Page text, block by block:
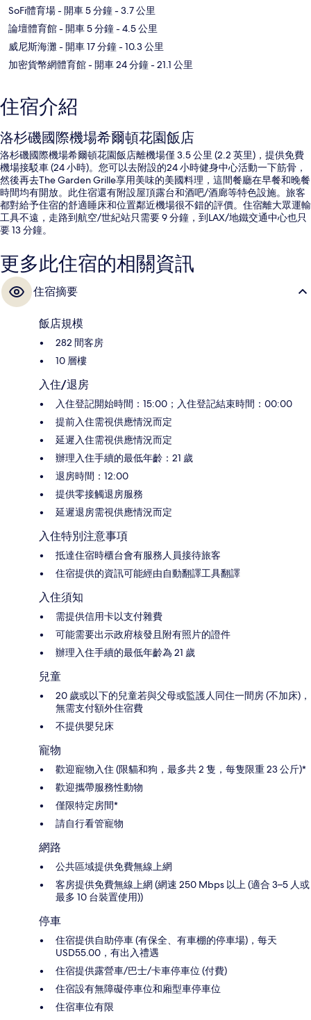
SoFi體育場- 開車 5 分鐘- 3.7 公里
論壇體育館- 開車 5 分鐘- 4.5 公里
威尼斯海灘- 開車 17 分鐘- 10.3 公里
加密貨幣網體育館- 開車 24 分鐘- 21.1 公里
住宿介紹
洛杉磯國際機場希爾頓花園飯店
洛杉磯國際機場希爾頓花園飯店離機場僅 3.5 公里 (2.2 英里)，提供免費
機場接駁車 (24 小時)。您可以去附設的24 小時健身中心活動一下筋骨，
然後再去The Garden Grille享用美味的美國料理，這間餐廳在早餐和晚餐
時間均有開放。此住宿還有附設屋頂露台和酒吧/酒廊等特色設施。旅客
都對給予住宿的舒適睡床和位置鄰近機場很不錯的評價。住宿離大眾運輸
工具不遠，走路到航空/世紀站只需要 9 分鐘，到LAX/地鐵交通中心也只
要 13 分鐘。
更多此住宿的相關資訊
住宿摘要
飯店規模
282 間客房
10 層樓
入住/退房
入住登記開始時間：15:00；入住登記結束時間：00:00
提前入住需視供應情況而定
延遲入住需視供應情況而定
辦理入住手續的最低年齡：21 歲
退房時間：12:00
提供零接觸退房服務
延遲退房需視供應情況而定
入住特別注意事項
抵達住宿時櫃台會有服務人員接待旅客
住宿提供的資訊可能經由自動翻譯工具翻譯
入住須知
需提供信用卡以支付雜費
可能需要出示政府核發且附有照片的證件
辦理入住手續的最低年齡為 21 歲
兒童
20 歲或以下的兒童若與父母或監護人同住一間房 (不加床)，
無需支付額外住宿費
不提供嬰兒床
寵物
歡迎寵物入住 (限貓和狗，最多共 2 隻，每隻限重 23 公斤)*
歡迎攜帶服務性動物
僅限特定房間*
請自行看管寵物
網路
公共區域提供免費無線上網
客房提供免費無線上網 (網速 250 Mbps 以上 (適合 3–5 人或
最多 10 台裝置使用))
停車
住宿提供自助停車 (有保全、有車棚的停車場)，每天
USD55.00，有出入禮遇
住宿提供露營車/巴士/卡車停車位 (付費)
住宿設有無障礙停車位和廂型車停車位
住宿車位有限